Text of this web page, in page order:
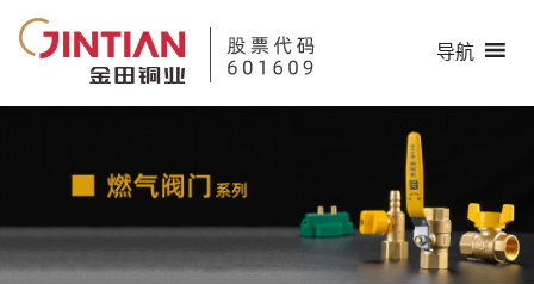
导航